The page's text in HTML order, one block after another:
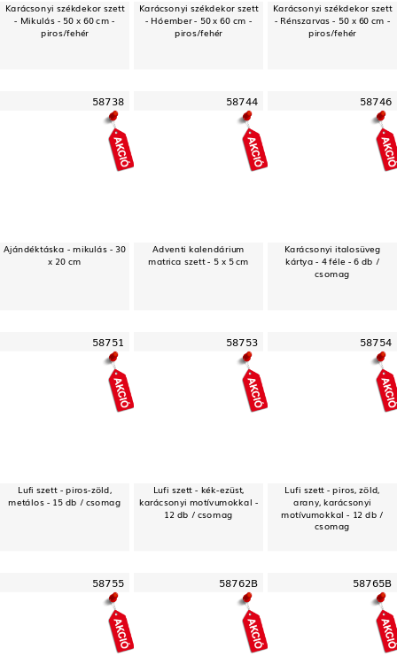
Karácsonyi székdekor szett
- Mikulás - 50 x 60 cm -
piros/fehér
Karácsonyi székdekor szett
- Hóember - 50 x 60 cm -
piros/fehér
Karácsonyi székdekor szett
- Rénszarvas - 50 x 60 cm -
piros/fehér
58738
Ajándéktáska - mikulás - 30
x 20 cm
58744
Adventi kalendárium
matrica szett - 5 x 5 cm
58746
Karácsonyi italosüveg
kártya - 4 féle - 6 db /
csomag
58751
Lufi szett - piros-zöld,
metálos - 15 db / csomag
58753
Lufi szett - kék-ezüst,
karácsonyi motívumokkal -
12 db / csomag
58754
Lufi szett - piros, zöld,
arany, karácsonyi
motívumokkal - 12 db /
csomag
58755 58762B 58765B